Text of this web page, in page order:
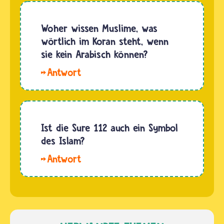
seine
schlagen.
Der
Prophet…
hat
ungefähr
6600
Nur in
einem
geht es
Konflikte
zwischen
Mann
und…
Woher wissen Muslime, was
wörtlich im Koran steht, wenn
sie kein Arabisch können?
der
spricht
nach
Glauben
der
Ist die Sure 112 auch ein Symbol
des Islam?
eine Sure
ist kein